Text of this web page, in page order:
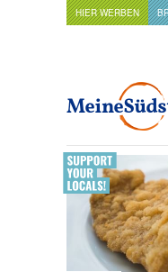
HIER WERBEN